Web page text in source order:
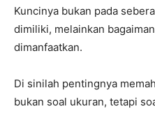
Kuncinya bukan pada
dimiliki, melainkan
dimanfaatkan.
Di sinilah pentingnya
bukan soal ukuran, tetapi